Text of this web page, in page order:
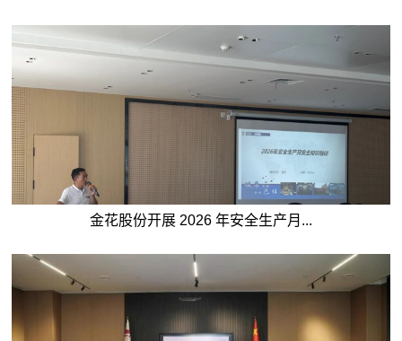
金花股份开展 2026 年安全生产月...